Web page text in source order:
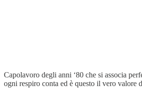
Capolavoro degli anni ‘80 che si associa
ogni respiro conta ed è questo il vero valore